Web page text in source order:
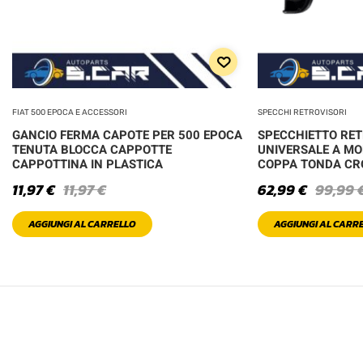
FIAT 500 EPOCA E ACCESSORI
GANCIO FERMA CAPOTE PER 500 EPOCA
TENUTA BLOCCA CAPPOTTE
CAPPOTTINA IN PLASTICA
11,97€
11,97€
AGGIUNGI AL CARRELLO
SPECCHI RETROVISORI
SPECCHIETTO
UNIVERSALE A
COPPA TONDA
99,99
62,99€
AGGIUNGI AL